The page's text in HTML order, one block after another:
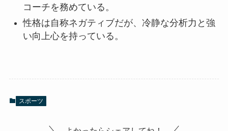
コーチを務めている。
性格は自称ネガティブだが、冷静な分析力と強
い向上心を持っている。
スポーツ